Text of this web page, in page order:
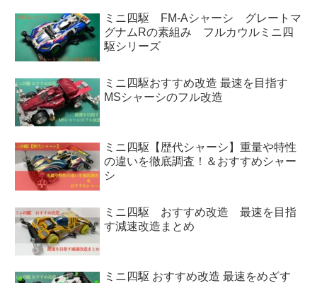
ミニ四駆 FM-Aシャーシ グレートマ
グナムRの素組み フルカウルミニ四
駆シリーズ
ミニ四駆おすすめ改造 最速を目指す
MSシャーシのフル改造
ミニ四駆【歴代シャーシ】重量や特性
の違いを徹底調査！＆おすすめシャー
シ
ミニ四駆 おすすめ改造 最速を目指
す減速改造まとめ
ミニ四駆 おすすめ改造 最速をめざす